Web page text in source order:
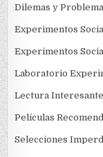
Dilemas y
Experimentos
Experimentos
Laboratorio
Lectura Interesante
Películas
Selecciones